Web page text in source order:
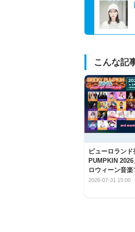
こんな記
ピューロラン
PUMPKIN
ロウィーン音
定！
2026-07-31 15:00